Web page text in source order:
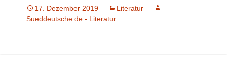
17. Dezember 2019
Literatur
Sueddeutsche.de - Literatur